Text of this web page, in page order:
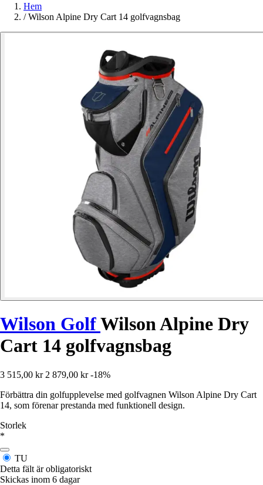
Hem
/ Wilson Alpine Dry Cart 14 golfvagnsbag
Wilson GolfWilson Alpine Dry
Cart 14 golfvagnsbag
3 515,00 kr 2 879,00 kr -18%
Förbättra din golfupplevelse med golfvagnen Wilson Alpine Dry Cart
14, som förenar prestanda med funktionell design.
Storlek
*
TU
Detta fält är obligatoriskt
Skickas inom 6 dagar